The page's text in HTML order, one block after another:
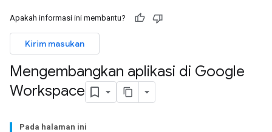
Apakah informasi ini membantu?
Kirim masukan
Mengembangkan aplikasi di Google
Workspace
Pada halaman ini